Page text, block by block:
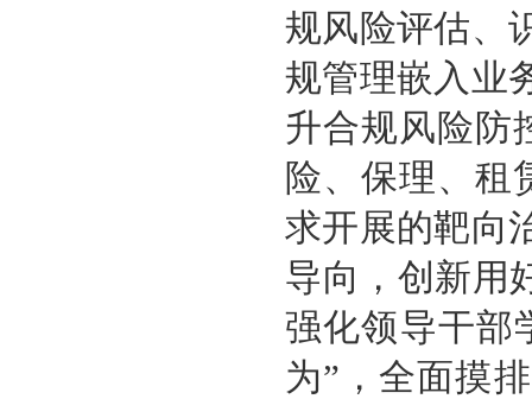
规风险评估、
规管理嵌入业
升合规风险防
险、保理、租
求开展的靶向
导向，创新用
强化领导干部
为”，全面摸